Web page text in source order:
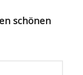
schönen